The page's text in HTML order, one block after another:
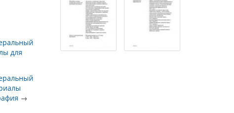
для
→